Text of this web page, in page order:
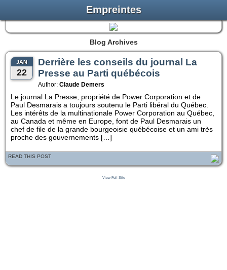
Empreintes
Blog Archives
JAN
22
Derrière les conseils du journal La
Presse au Parti québécois
Author: Claude Demers
Le journal La Presse, propriété de Power Corporation et de
Paul Desmarais a toujours soutenu le Parti libéral du Québec.
Les intérêts de la multinationale Power Corporation au Québec,
au Canada et même en Europe, font de Paul Desmarais un
chef de file de la grande bourgeoisie québécoise et un ami très
proche des gouvernements […]
READ THIS POST
View Full Site